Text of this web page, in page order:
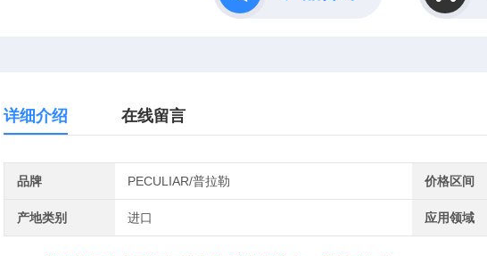
详细介绍 在线留言
品牌 PECULIAR/普拉勒 价格区间
产地类别 进口 应用领域